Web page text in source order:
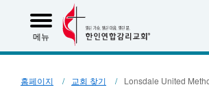
메뉴
홈페이지 교회 찾기 Lonsdale United